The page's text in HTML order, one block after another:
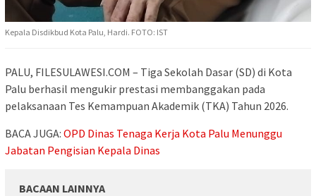
Kepala Disdikbud Kota Palu, Hardi. FOTO: IST
PALU, FILESULAWESI.COM – Tiga Sekolah Dasar (SD) di Kota
Palu berhasil mengukir prestasi membanggakan pada
pelaksanaan Tes Kemampuan Akademik (TKA) Tahun 2026.
BACA JUGA: OPD Dinas Tenaga Kerja Kota Palu Menunggu
Jabatan Pengisian Kepala Dinas
BACAAN LAINNYA